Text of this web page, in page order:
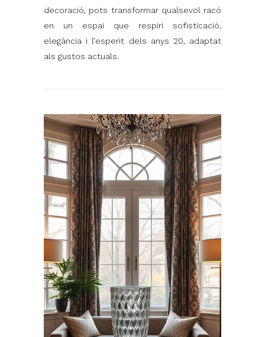
decoració, pots transformar qualsevol racó
en un espai que respiri sofisticació,
elegància i l’esperit dels anys 20, adaptat
als gustos actuals.